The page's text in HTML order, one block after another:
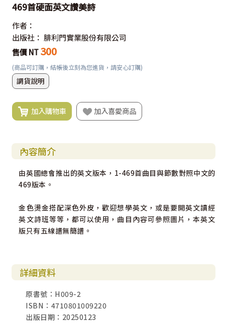
469首硬面英文讚美詩
作者：
出版社： 腓利門實業股份有限公司
售價 NT 300
(商品可訂購，結帳後立刻為您進貨，請安心訂購)
調貨說明
加入購物車 加入喜愛商品
內容簡介
由英國總會推出的英文版本，1-469首曲目與節數對照中文的
469版本。
金色燙金搭配深色外皮，歡迎想學英文，或是要開英文讀經
英文詩班等等，都可以使用，曲目內容可參照圖片，本英文
版只有五線譜無簡譜。
詳細資料
原書號：H009-2
ISBN：4710801009220
出版日期：20250123